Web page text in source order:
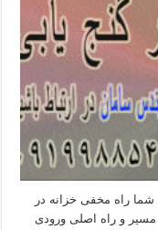
شما راه مخفی خزانه در
مسیر و راه اصلی ورودی